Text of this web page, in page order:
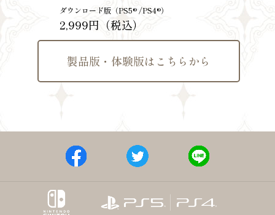
ダウンロード版（PS5® /PS4®）
2,999円（税込）
製品版・体験版はこちらから